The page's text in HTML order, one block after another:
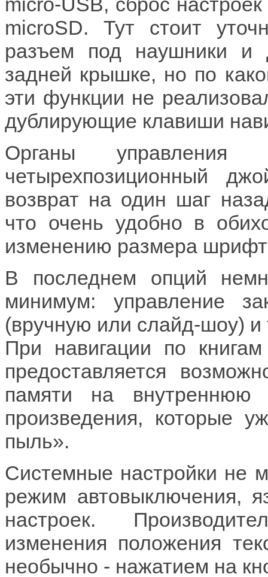
microSD. Тут стоит
разъем под наушники и
задней крышке, но по
эти функции не
дублирующие клавиши
Органы управления
четырехпозиционный
возврат на один шаг
что очень удобно в
изменению размера
В последнем опций
минимум: управление
(вручную или слайд-шоу) и
При навигации по
предоставляется
памяти на
произведения, которые
пыль».
Системные настройки не
режим автовыключения,
настроек.
изменения положения
необычно - нажатием на